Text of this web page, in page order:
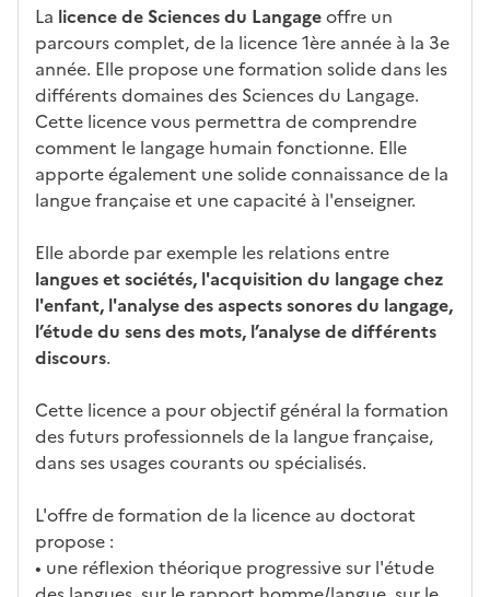
act
éris
tiq
ues
ssemen
t
ali
té
s
d
e
c
a
n
d
at
ur
e
ac
cè
s à
la
fo
rm
ati
on
dé
bo
uch
és
abl
iss
La licence de Sciences du Langageoffre un
parcours complet, de la licence 1ère année à la 3e
année. Elle propose une formation solide dans les
différents domaines des Sciences du Langage.
Cette licence vous permettra de comprendre
comment le langage humain fonctionne. Elle
apporte également une solide connaissance de la
langue française et une capacité à l'enseigner.
Elle aborde par exemple les relations entre
langues et sociétés, l'acquisition du langage chez
l'enfant, l'analyse des aspects sonores du langage,
l’étude du sens des mots, l’analyse de différents
discours.
Cette licence a pour objectif général la formation
des futurs professionnels de la langue française,
dans ses usages courants ou spécialisés.
L'offre de formation de la licence au doctorat
propose :
• une réflexion théorique progressive sur l'étude